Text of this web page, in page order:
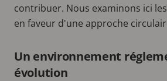
contribuer. Nous examinons ici
en faveur d'une approche
Un environnement
évolution